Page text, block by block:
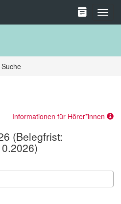
Suche
Informationen für Hörer*innen
(Belegfrist: